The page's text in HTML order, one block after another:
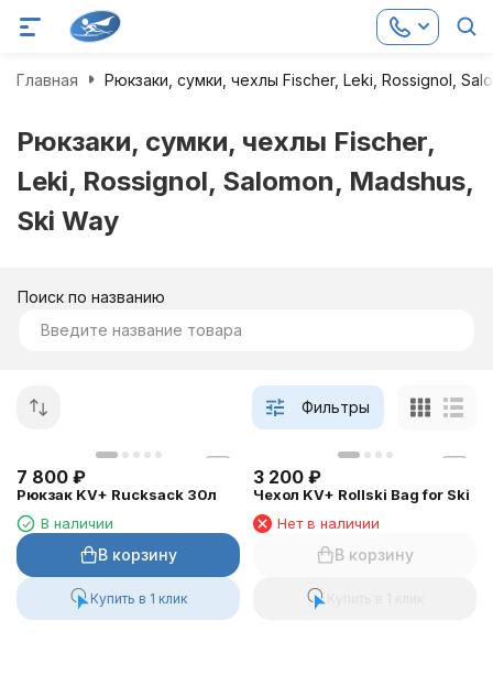
Главная Рюкзаки, сумки, чехлы Fischer, Leki, Rossignol,
Рюкзаки, сумки, чехлы Fischer,
Leki, Rossignol, Salomon, Madshus,
Ski Way
Поиск по названию
Фильтры
7 800 ₽
Рюкзак KV+ Rucksack 30л
В наличии
В корзину
Купить в 1 клик
3 200 ₽
Чехол KV+ Rollski Bag for Ski
Нет в наличии
В корзину